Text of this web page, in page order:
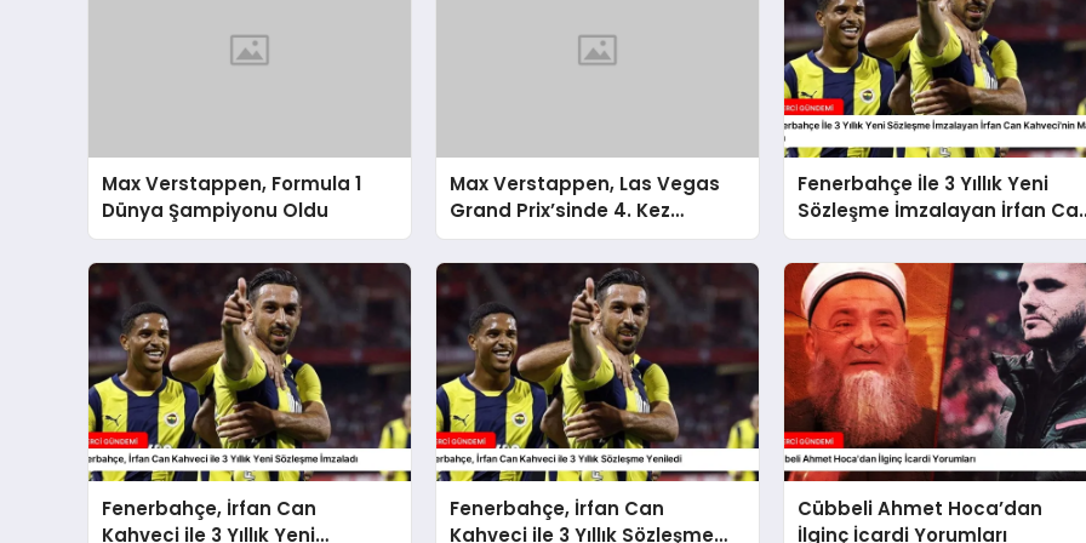
Max Verstappen, Formula 1
Dünya Şampiyonu Oldu
Max Verstappen, Las Vegas
Grand Prix’sinde 4. Kez
Şampiyon Oldu
Fenerbahçe İle 3 Yıllık Yeni
Sözleşme İmzalayan İrfan
Kahveci’nin Maaşı Arttı
Fenerbahçe, İrfan Can
Kahveci ile 3 Yıllık Yeni
Fenerbahçe, İrfan Can
Kahveci ile 3 Yıllık Sözleşme
Cübbeli Ahmet Hoca’dan
İlginç İcardi Yorumları